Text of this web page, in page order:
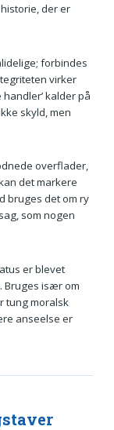
der er
forbindes
virker
handler’ kalder på
skyld, men
overflader,
det markere
bruges det om ry
som nogen
er blevet
Bruges især om
tung moralsk
anseelse er